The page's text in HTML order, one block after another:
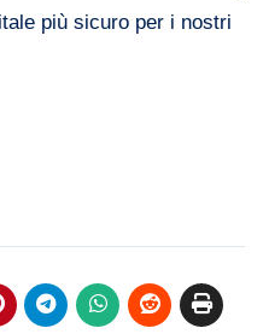
più sicuro per i nostri